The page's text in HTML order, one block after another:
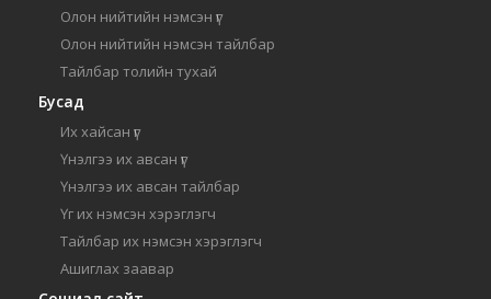
Олон нийтийн нэмсэн үг
Олон нийтийн нэмсэн тайлбар
Тайлбар толийн тухай
Бусад
Их хайсан үг
Үнэлгээ их авсан үг
Үнэлгээ их авсан тайлбар
Үг их нэмсэн хэрэглэгч
Тайлбар их нэмсэн хэрэглэгч
Ашиглах заавар